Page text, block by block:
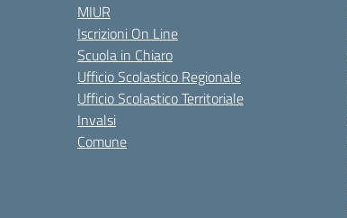
MIUR
Iscrizioni On Line
Scuola in Chiaro
Ufficio Scolastico Regionale
Ufficio Scolastico Territoriale
Invalsi
Comune